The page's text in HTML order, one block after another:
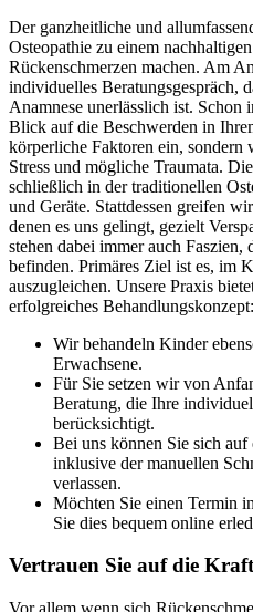
Der ganzheitliche und
Osteopathie zu einem
Rückenschmerzen machen. Am
individuelles Beratungsgespräch,
Anamnese unerlässlich ist. Schon
Blick auf die Beschwerden in
körperliche Faktoren ein, sondern
Stress und mögliche Traumata.
schließlich in der traditionellen
und Geräte. Stattdessen greifen
denen es uns gelingt, gezielt
stehen dabei immer auch
befinden. Primäres Ziel ist es, im
auszugleichen. Unsere Praxis
erfolgreiches Behandlungskonzept:
Wir behandeln Kinder
Erwachsene.
Für Sie setzen wir von
Beratung, die Ihre
berücksichtigt.
Bei uns können Sie sich
inklusive der manuellen
verlassen.
Möchten Sie einen Termin
Sie dies bequem online
Vertrauen Sie auf die